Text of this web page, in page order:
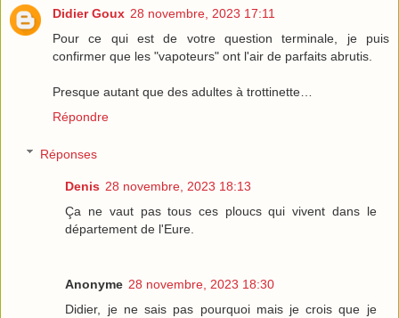
Didier Goux 28 novembre, 2023 17:11
Pour ce qui est de votre question terminale, je puis
confirmer que les "vapoteurs" ont l'air de parfaits abrutis.
Presque autant que des adultes à trottinette…
Répondre
Réponses
Denis 28 novembre, 2023 18:13
Ça ne vaut pas tous ces ploucs qui vivent dans le
département de l'Eure.
Anonyme 28 novembre, 2023 18:30
Didier, je ne sais pas pourquoi mais je crois que je